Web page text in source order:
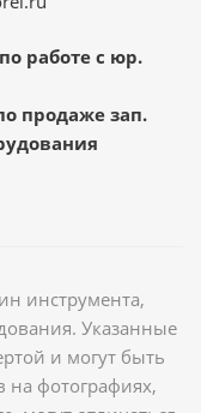
работе с юр.
продаже зап.
инструмента,
Указанные
и могут быть
фотографиях,